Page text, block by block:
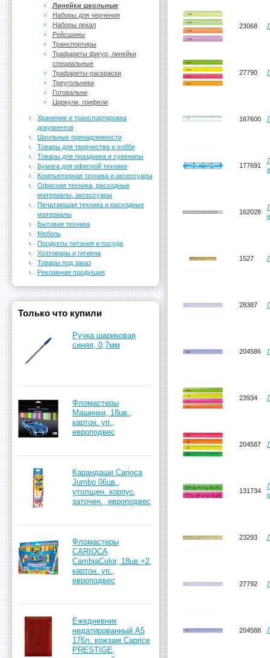
23068
27790
167600
177691
162028
1527
28387
204586
23934
204587
131734
23293
27792
204588
Линейки школьные
Наборы для черчения
Наборы лекал
Рейсшины
Транспортиры
Трафареты фигур, линейки
специальные
Трафареты-раскраски
Треугольники
Готовальни
Циркули, грифели
Хранение и транспортировка
документов
Школьные принадлежности
Товары для творчества и хобби
Товары для праздника и сувениры
Бумага для офисной техники
Компьютерная техника и аксессуары
Офисная техника, расходные
материалы, аксессуары
Печатающая техника и расходные
материалы
Бытовая техника
Мебель
Продукты питания и посуда
Хозтовары и гигиена
Товары под заказ
Рекламная продукция
Только что купили
Ручка шариковая
синяя, 0,7мм
Фломастеры
Машинки, 18цв.,
картон. уп.,
европодвес
Карандаши Carioca
Jumbo 06цв.,
утолщен. корпус,
заточен., европодвес
Фломастеры
CARIOCA
CambiaColor, 18цв.+2,
картон. уп.,
европодвес
Ежедневник
недатированный А5
176л. кожзам Caprice
PRESTIGE,